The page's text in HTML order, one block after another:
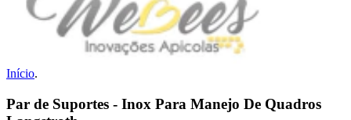
Início.
Par de Suportes - Inox Para Manejo De Quadros